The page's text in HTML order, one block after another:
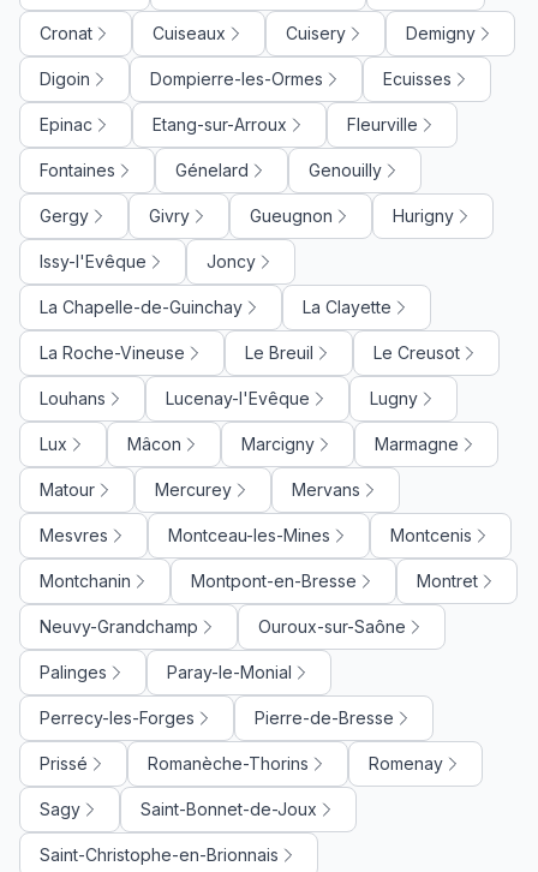
Cronat Cuiseaux Cuisery Demigny
Digoin Dompierre-les-Ormes Ecuisses
Epinac Etang-sur-Arroux Fleurville
Fontaines Génelard Genouilly
Gergy Givry Gueugnon Hurigny
Issy-l'Evêque Joncy
La Chapelle-de-Guinchay La Clayette
La Roche-Vineuse Le Breuil Le Creusot
Louhans Lucenay-l'Evêque Lugny
Lux Mâcon Marcigny Marmagne
Matour Mercurey Mervans
Mesvres Montceau-les-Mines Montcenis
Montchanin Montpont-en-Bresse Montret
Neuvy-Grandchamp Ouroux-sur-Saône
Palinges Paray-le-Monial
Perrecy-les-Forges Pierre-de-Bresse
Prissé Romanèche-Thorins Romenay
Sagy Saint-Bonnet-de-Joux
Saint-Christophe-en-Brionnais